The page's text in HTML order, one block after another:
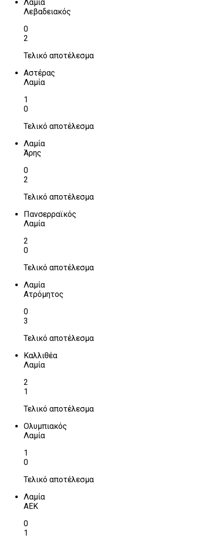
Λαμία
Λεβαδειακός
0
2
Τελικό αποτέλεσμα
Αστέρας
Λαμία
1
0
Τελικό αποτέλεσμα
Λαμία
Άρης
0
2
Τελικό αποτέλεσμα
Πανσερραϊκός
Λαμία
2
0
Τελικό αποτέλεσμα
Λαμία
Ατρόμητος
0
3
Τελικό αποτέλεσμα
Καλλιθέα
Λαμία
2
1
Τελικό αποτέλεσμα
Ολυμπιακός
Λαμία
1
0
Τελικό αποτέλεσμα
Λαμία
ΑΕΚ
0
1